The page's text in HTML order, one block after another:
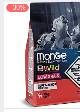
–30%